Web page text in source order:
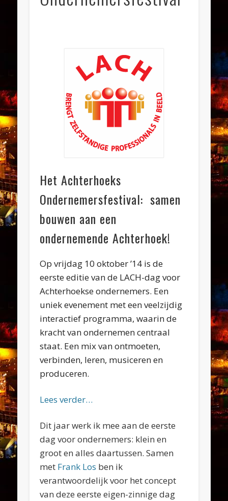
Het Achterhoeks
Ondernemersfestival: samen
bouwen aan een
ondernemende Achterhoek!
Op vrijdag 10 oktober ’14 is de
eerste editie van de LACH-dag voor
Achterhoekse ondernemers. Een
uniek evenement met een veelzijdig
interactief programma, waarin de
kracht van ondernemen centraal
staat. Een mix van ontmoeten,
verbinden, leren, musiceren en
produceren.
Lees verder…
Dit jaar werk ik mee aan de eerste
dag voor ondernemers: klein en
groot en alles daartussen. Samen
met Frank Los ben ik
verantwoordelijk voor het concept
van deze eerste eigen-zinnige dag